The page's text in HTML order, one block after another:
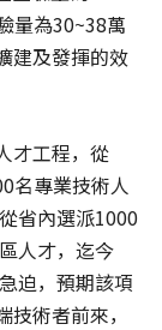
量為30~38萬
建及發揮的效
才工程，從
名專業技術人
省內選派1000
人才，迄今
迫，預期該項
術者前來，